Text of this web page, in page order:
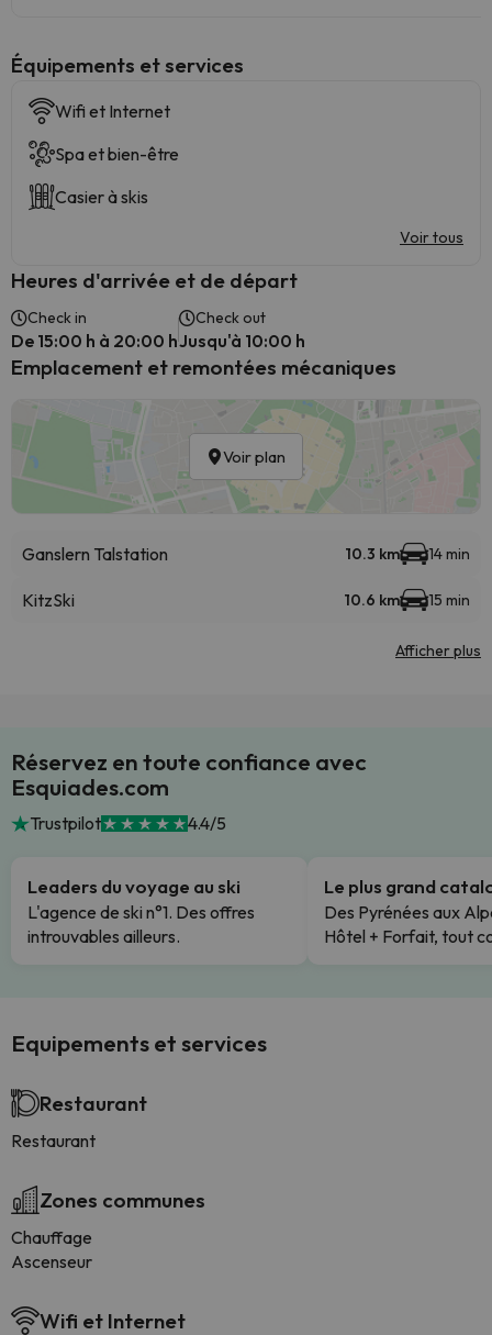
​Équipements et services
Wifi et Internet
Spa et bien-être
Casier à skis
Voir tous
Heures d'arrivée et de départ
Check in
De 15:00 h à 20:00 h
Check out
Jusqu'à 10:00 h
Emplacement et remontées mécaniques
Voir plan
Ganslern Talstation 10.3 km 14 min
KitzSki 10.6 km 15 min
Afficher plus
Réservez en toute confiance avec
Esquiades.com
Trustpilot 4.4/5
Leaders du voyage au ski
L'agence de ski n°1. Des offres
introuvables ailleurs.
Le plus grand
Des Pyrénées aux
Hôtel + Forfait, tout
Equipements et services
Restaurant
Restaurant
Zones communes
Chauffage
Ascenseur
Wifi et Internet